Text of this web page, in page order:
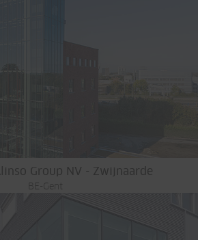
Group NV - Zwijnaarde
BE-Gent